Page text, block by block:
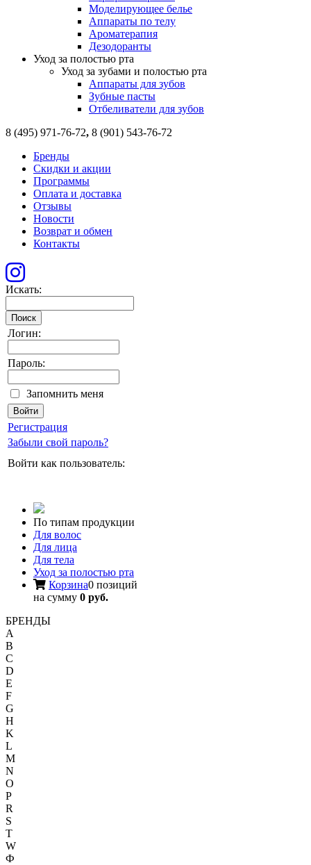
Моделирующее белье
Аппараты по телу
Ароматерапия
Дезодоранты
Уход за полостью рта
Уход за зубами и полостью рта
Аппараты для зубов
Зубные пасты
Отбеливатели для зубов
8 (495) 971-76-72, 8 (901) 543-76-72
Бренды
Скидки и акции
Программы
Оплата и доставка
Отзывы
Новости
Возврат и обмен
Контакты
Искать:
Поиск
Логин:
Пароль:
Запомнить меня
Регистрация
Забыли свой пароль?
Войти как пользователь:
По типам продукции
Для волос
Для лица
Для тела
Уход за полостью рта
Корзина0 позиций
на сумму 0 руб.
БРЕНДЫ
A
B
C
D
E
F
G
H
K
L
M
N
O
P
R
S
T
W
Ф